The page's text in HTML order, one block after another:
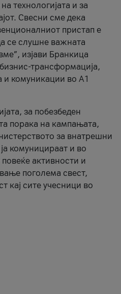
технологијата и за
Свесни сме дека
пристап е
се слушне важната
изјави Бранкица
трансформација,
и комуникации во А1
за побезбеден
порака на кампањата,
за внатрешни
комуницираат и во
активности и
поголема свест,
кај сите учесници во